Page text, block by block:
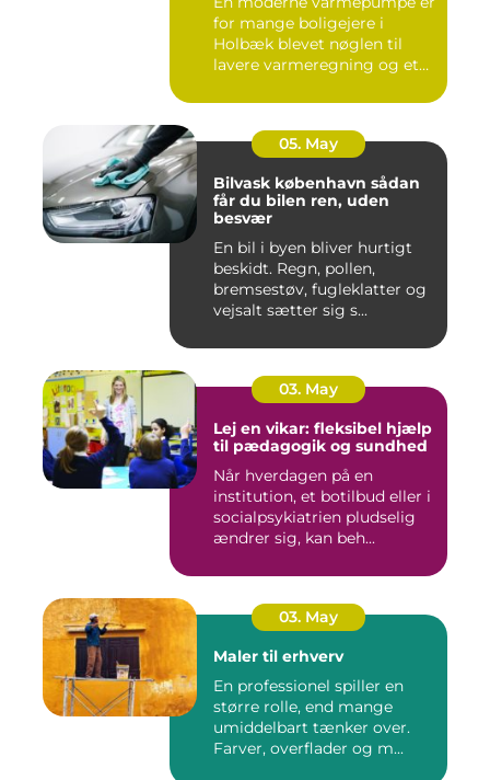
for mange boligejere i
Holbæk blevet nøglen til
lavere varmeregning og et
05. May
Bilvask københavn sådan
får du bilen ren, uden
besvær
En bil i byen bliver hurtigt
beskidt. Regn, pollen,
bremsestøv, fugleklatter og
vejsalt sætter sig s...
03. May
Lej en vikar: fleksibel hjælp
til pædagogik og sundhed
Når hverdagen på en
institution, et botilbud eller i
socialpsykiatrien pludselig
ændrer sig, kan beh...
03. May
Maler til erhverv
En professionel spiller en
større rolle, end mange
umiddelbart tænker over.
Farver, overflader og m...